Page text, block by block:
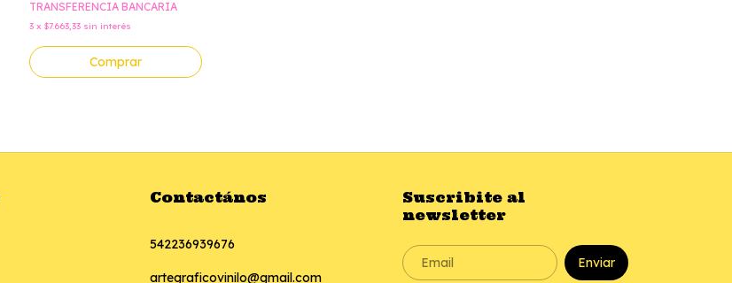
TRANSFERENCIA BANCARIA
3 x $7.663,33 sin interés
Comprar
Contactános
542236939676
artegraficovinilo@gmail.com
Suscribite al
newsletter